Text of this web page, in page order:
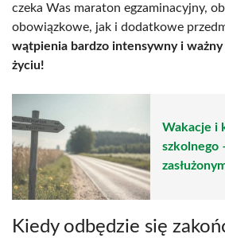
czeka Was maraton egzaminacyjny,
obowiązkowe, jak i dodatkowe
wątpienia bardzo intensywny i
życiu!
Wakacje i
szkolnego
Kiedy odbędzie się